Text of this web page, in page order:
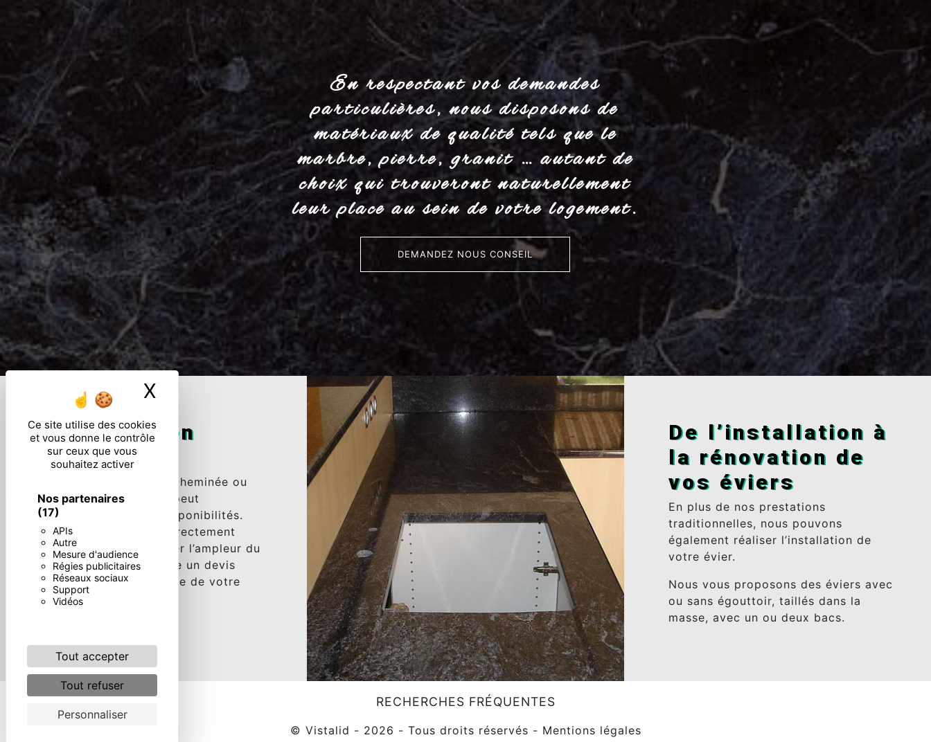
Ce site utilise des cookies
et vous donne le contrôle
sur ceux que vous
souhaitez activer
Nos partenaires
(17)
APIs
Autre
Mesure d'audience
Régies publicitaires
Réseaux sociaux
Support
Vidéos
Tout accepter
Tout refuser
Personnaliser
X Masquer le bandeau des cookies
En respectant vos demandes
particulières, nous disposons de
matériaux de qualité tels que le
marbre, pierre, granit … autant de
choix qui trouveront naturellement
leur place au sein de votre logement.
DEMANDEZ NOUS CONSEIL
En neuf et en
rénovation
La rénovation de votre cheminée ou
autre produit de pierre peut
s’effectuer selon vos disponibilités.
Une équipe intervient directement
chez vous pour apprécier l’ampleur du
chantier et vous propose un devis
gratuit à l’issue de l’étude de votre
projet.
De l’installation à
la rénovation de
vos éviers
En plus de nos prestations
traditionnelles, nous pouvons
également réaliser l’installation de
votre évier.
Nous vous proposons des éviers avec
ou sans égouttoir, taillés dans la
masse, avec un ou deux bacs.
RECHERCHES FRÉQUENTES
© Vistalid - 2026 - Tous droits réservés - Mentions légales